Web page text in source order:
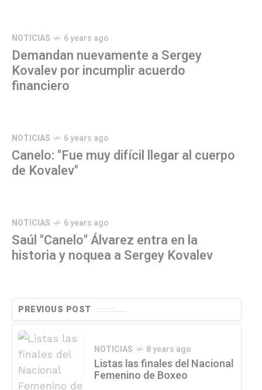
NOTICIAS 6 years ago
Demandan nuevamente a Sergey
Kovalev por incumplir acuerdo
financiero
NOTICIAS 6 years ago
Canelo: "Fue muy difícil llegar al cuerpo
de Kovalev"
NOTICIAS 6 years ago
Saúl "Canelo" Álvarez entra en la
historia y noquea a Sergey Kovalev
PREVIOUS POST
NOTICIAS 8 years ago
Listas las finales del Nacional
Femenino de Boxeo